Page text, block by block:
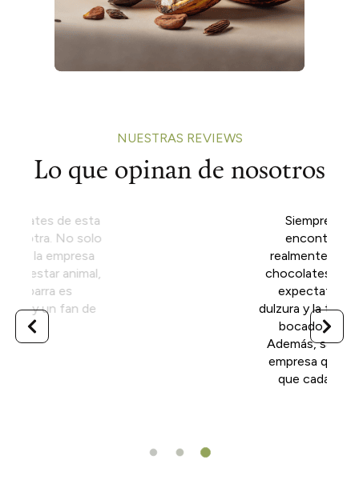
NUESTRAS REVIEWS
Lo que opinan de nosotros
Siempre he tenido dificultades para
encontrar chocolates veganos que
realmente satisfagan mi paladar, pero los
chocolates de Higón superaron todas mis
expectativas. El equilibrio perfecto de
dulzura y la textura cremosa hacen que cada
bocado sea una experiencia deliciosa.
Además, saber que estoy apoyando a una
empresa que valora la sostenibilidad hace
que cada compra se sienta aún mejor.